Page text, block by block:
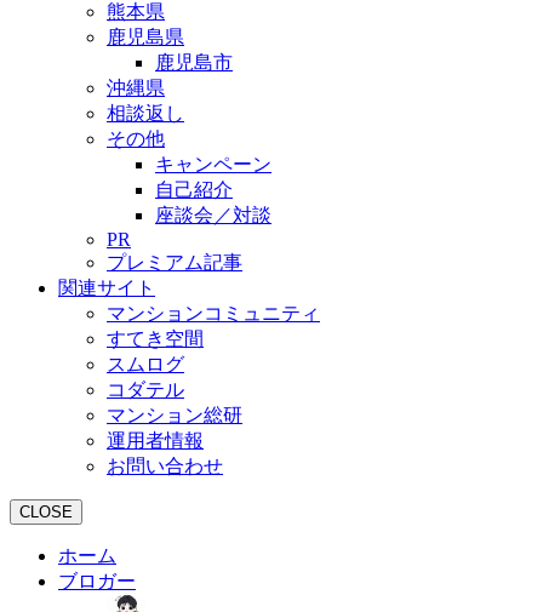
熊本県
鹿児島県
鹿児島市
沖縄県
相談返し
その他
キャンペーン
自己紹介
座談会／対談
PR
プレミアム記事
関連サイト
マンションコミュニティ
すてき空間
スムログ
コダテル
マンション総研
運用者情報
お問い合わせ
CLOSE
ホーム
ブロガー